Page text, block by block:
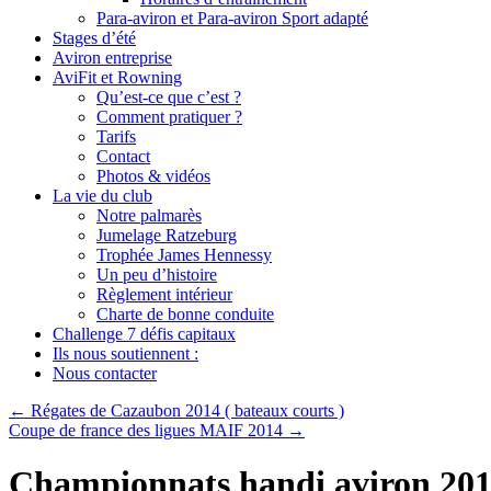
Para-aviron et Para-aviron Sport adapté
Stages d’été
Aviron entreprise
AviFit et Rowning
Qu’est-ce que c’est ?
Comment pratiquer ?
Tarifs
Contact
Photos & vidéos
La vie du club
Notre palmarès
Jumelage Ratzeburg
Trophée James Hennessy
Un peu d’histoire
Règlement intérieur
Charte de bonne conduite
Challenge 7 défis capitaux
Ils nous soutiennent :
Nous contacter
← Régates de Cazaubon 2014 ( bateaux courts )
Coupe de france des ligues MAIF 2014 →